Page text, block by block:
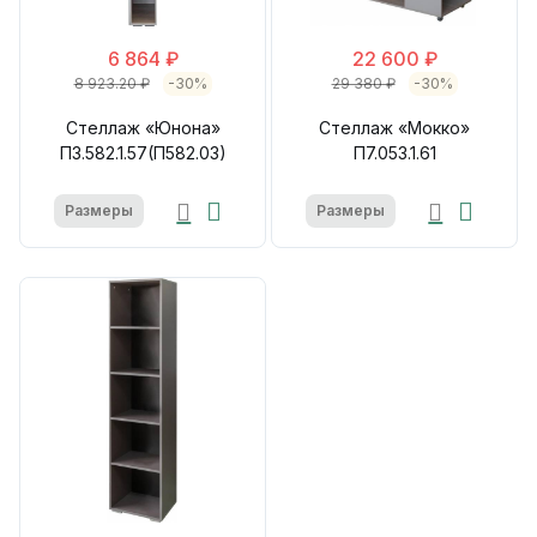
6 864 ₽
8 923.20 ₽ -30%
Стеллаж «Юнона»
П3.582.1.57(П582.03)
Размеры
22 600 ₽
29 380 ₽ -30%
Стеллаж «Мокко»
П7.053.1.61
Размеры